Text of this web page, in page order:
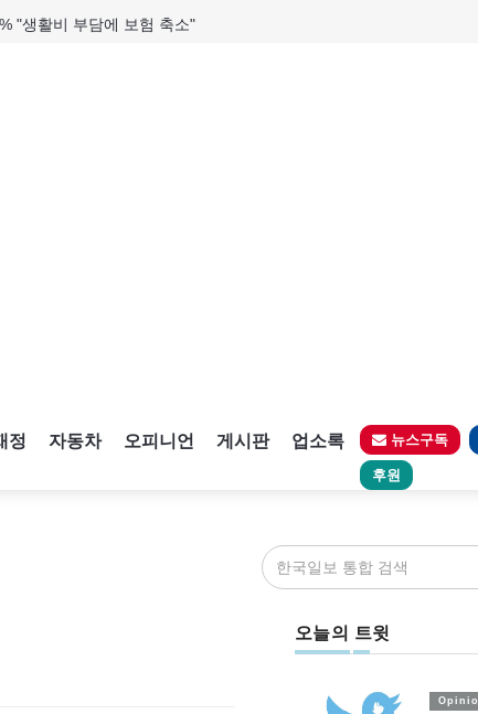
"생활비 부담에 보험 축소"
정 자동차 오피니언 게시판 업소록 뉴스구독
후원
오늘의 트윗